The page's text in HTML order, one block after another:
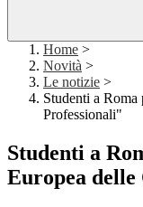
Home >
Novità >
Le notizie >
Studenti a Roma
Professionali"
Studenti a
Europea delle